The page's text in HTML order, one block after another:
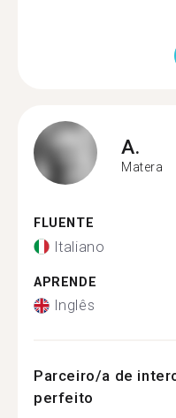
A.
Matera
FLUENTE
Italiano
APRENDE
Inglês
Parceiro/a de
perfeito